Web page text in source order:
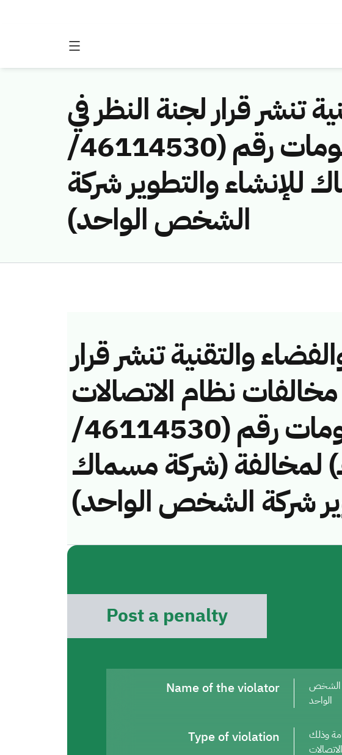
تنشر قرار لجنة النظر في
مخالفات نظام الاتصالات وتقنية المعلومات رقم (46114530/
للإنشاء والتطوير شركة
الشخص الواحد)
والتقنية تنشر قرار
مخالفات نظام الاتصالات
وتقنية المعلومات رقم (46114530/
لمخالفة (شركة مسماك
شركة الشخص الواحد)
Post a penalty
Name of the violator
الشخص
الواحد
Type of violation
وذلك